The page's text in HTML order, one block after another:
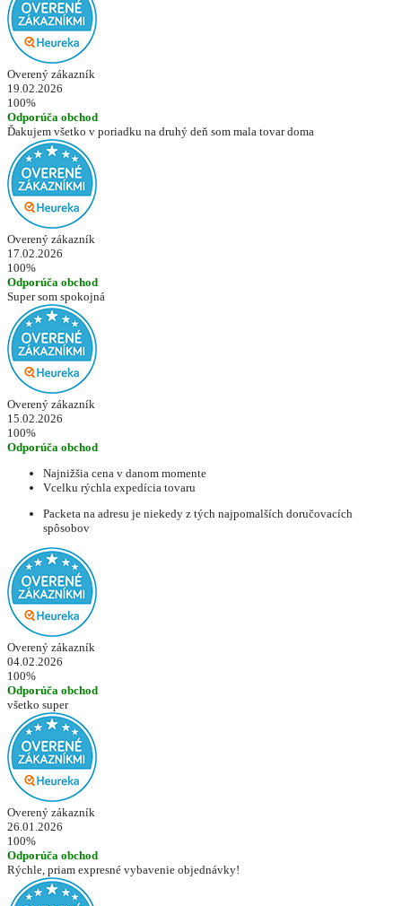
Overený zákazník
19.02.2026
100%
Odporúča obchod
Ďakujem všetko v poriadku na druhý deň som mala tovar doma
Overený zákazník
17.02.2026
100%
Odporúča obchod
Super som spokojná
Overený zákazník
15.02.2026
100%
Odporúča obchod
Najnižšia cena v danom momente
Vcelku rýchla expedícia tovaru
Packeta na adresu je niekedy z tých najpomalších doručovacích
spôsobov
Overený zákazník
04.02.2026
100%
Odporúča obchod
všetko super
Overený zákazník
26.01.2026
100%
Odporúča obchod
Rýchle, priam expresné vybavenie objednávky!